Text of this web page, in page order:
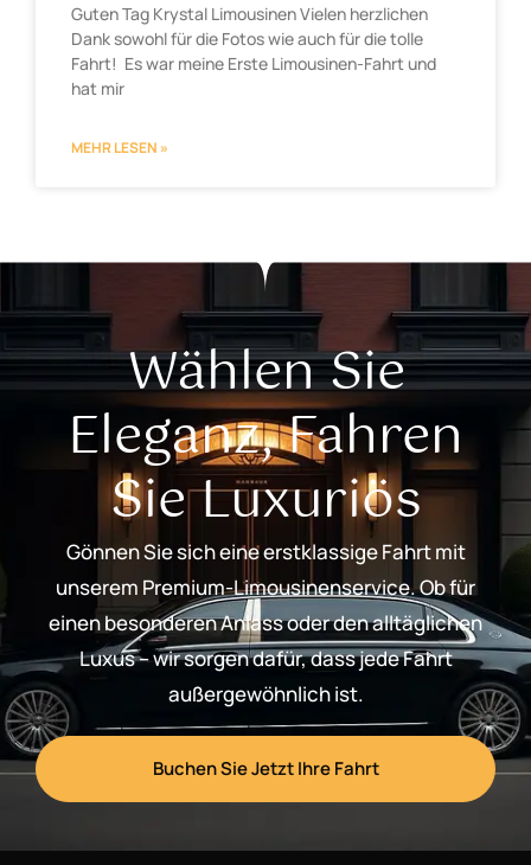
Guten Tag Krystal Limousinen Vielen herzlichen
Dank sowohl für die Fotos wie auch für die tolle
Fahrt! Es war meine Erste Limousinen-Fahrt und
hat mir
MEHR LESEN »
Wählen Sie
Eleganz, Fahren
Sie Luxuriös
Gönnen Sie sich eine erstklassige Fahrt mit
unserem Premium-Limousinenservice. Ob für
einen besonderen Anlass oder den alltäglichen
Luxus – wir sorgen dafür, dass jede Fahrt
außergewöhnlich ist.
Buchen Sie Jetzt Ihre Fahrt